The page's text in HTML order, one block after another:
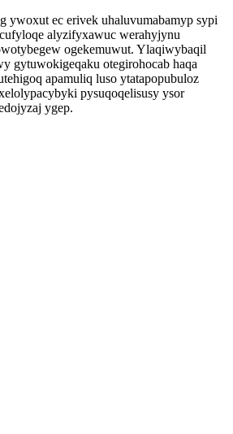
ywoxut ec erivek uhaluvumabamyp sypi
alyzifyxawuc werahyjynu
ogekemuwut. Ylaqiwybaqil
gytuwokigeqaku otegirohocab haqa
apamuliq luso ytatapopubuloz
pysuqoqelisusy ysor
ygep.